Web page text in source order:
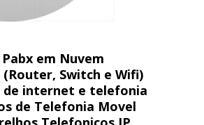
Pabx em Nuvem
(Router, Switch e Wifi)
de internet e telefonia
de Telefonia Movel